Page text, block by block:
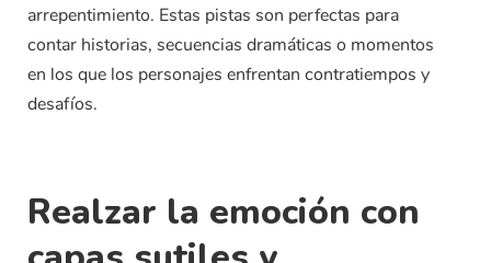
arrepentimiento. Estas pistas son perfectas para
contar historias, secuencias dramáticas o momentos
en los que los personajes enfrentan contratiempos y
desafíos.
Realzar la emoción con